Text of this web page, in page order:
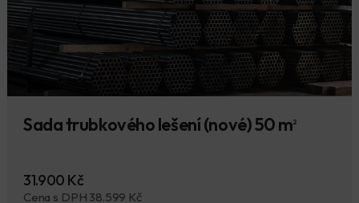
Sada trubkového lešení (nové) 50 m2
31.900 Kč
Cena s DPH 38.599 Kč